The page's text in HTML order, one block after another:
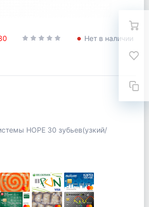
Нет в наличии
HOPE 30 зубьев(узкий/